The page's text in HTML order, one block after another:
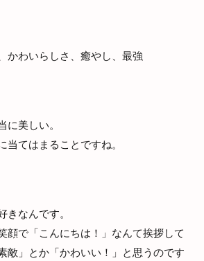
かわいらしさ、癒やし、最強
に美しい。
当てはまることですね。
きなんです。
顔で「こんにちは！」なんて挨拶して
敵」とか「かわいい！」と思うのです